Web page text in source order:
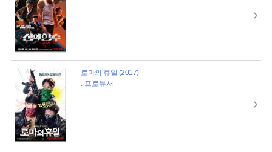
로마의 휴일 (2017)
: 프로듀서